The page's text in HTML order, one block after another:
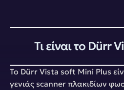
Τι είναι το Dürr
Το Dürr Vista soft Mini Plus
γενιάς scanner πλακιδίων